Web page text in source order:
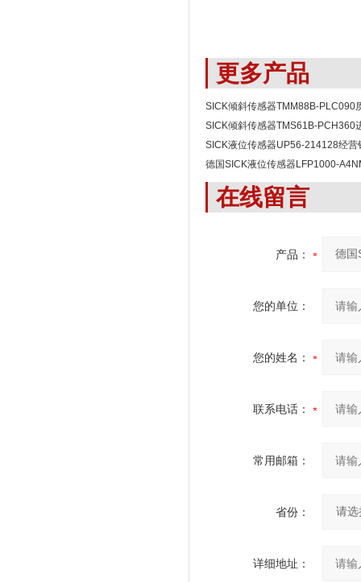
更多产品
SICK倾斜传感器TMM88B-PLC090
SICK倾斜传感器TMS61B-PCH360
SICK液位传感器UP56-214128经营
德国SICK液位传感器LFP1000-
在线留言
产品：
您的单位：
您的姓名：
联系电话：
常用邮箱：
省份：
详细地址：